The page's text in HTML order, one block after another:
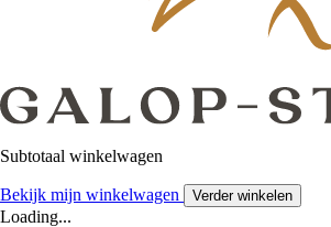
Subtotaal winkelwagen
Bekijk mijn winkelwagen Verder winkelen
Loading...